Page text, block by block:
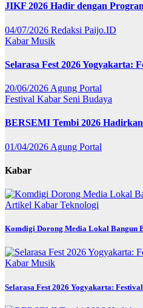
JIKF 2026 Hadir dengan
04/07/2026 Redaksi Paijo.ID
KabarMusik
Selarasa Fest 2026 Yogyakarta:
20/06/2026 Agung Portal
Festival Kabar Seni Budaya
BERSEMI Tembi 2026
01/04/2026 Agung Portal
Kabar
Artikel KabarTeknologi
Komdigi Dorong Media Lokal Bangun
KabarMusik
Selarasa Fest 2026 Yogyakarta: